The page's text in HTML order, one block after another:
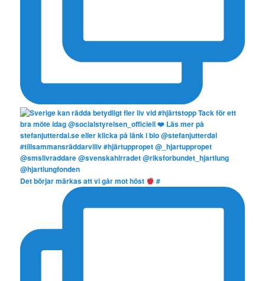
Det börjar märkas att vi går mot höst #